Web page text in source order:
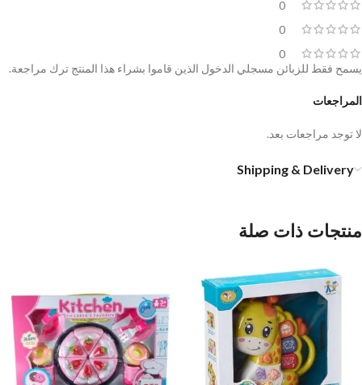
0
0
0
المراجعات
لا توجد مراجعات بعد.
يسمح فقط للزبائن مسجلي الدخول الذين قاموا بشراء هذا المنتج ترك مراجعة.
Shipping & Delivery
منتجات ذات صلة